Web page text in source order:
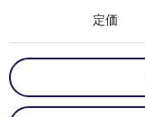
定価